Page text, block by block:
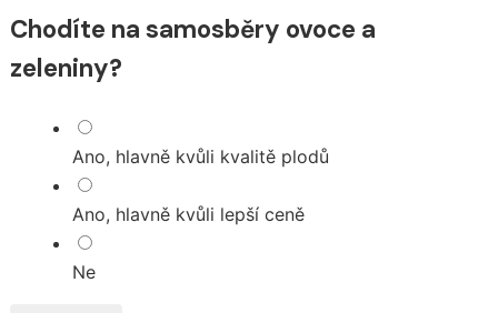
Chodíte na samosběry ovoce a
zeleniny?
Ano, hlavně kvůli kvalitě plodů
Ano, hlavně kvůli lepší ceně
Ne